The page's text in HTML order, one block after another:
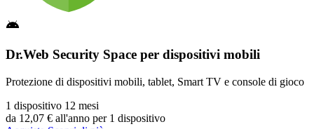
Dr.Web Security Space per dispositivi mobili
Protezione di dispositivi mobili, tablet, Smart TV e console di gioco
1 dispositivo 12 mesi
da 12,07 € all'anno per 1 dispositivo